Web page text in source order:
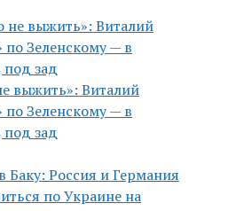
выжить»: Виталий
по Зеленскому — в
под зад